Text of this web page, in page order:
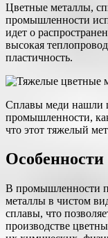
Цветные металлы,
промышленности
идет о
высокая
пластичность.
Сплавы меди нашли
промышленности,
что этот тяжелый
Особенности
В промышленности
металлы в чистом
сплавы, что
производстве